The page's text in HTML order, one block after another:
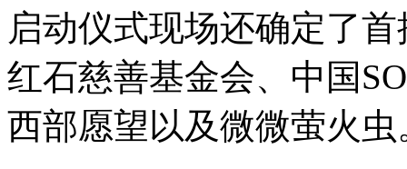
启动仪式现场还确定了
红石慈善基金会、中国
西部愿望以及微微萤火虫